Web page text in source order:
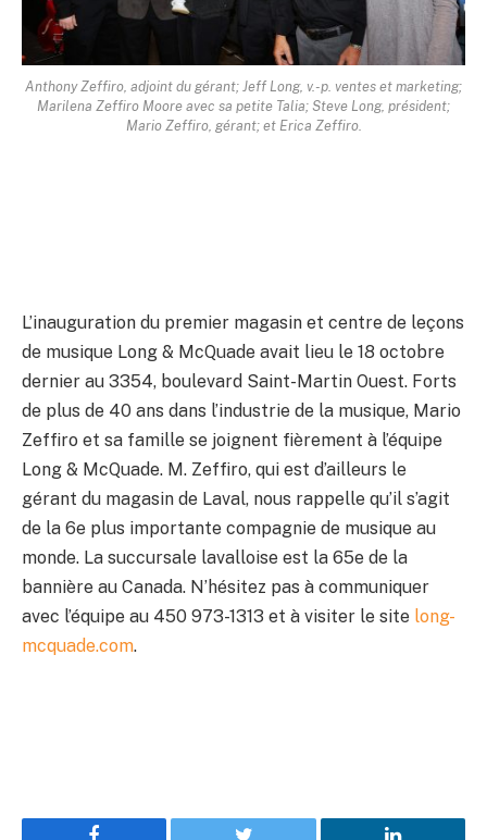
Anthony Zeffiro, adjoint du gérant; Jeff Long, v.-p. ventes et marketing;
Marilena Zeffiro Moore avec sa petite Talia; Steve Long, président;
Mario Zeffiro, gérant; et Erica Zeffiro.
L’inauguration du premier magasin et centre de leçons
de musique Long & McQuade avait lieu le 18 octobre
dernier au 3354, boulevard Saint-Martin Ouest. Forts
de plus de 40 ans dans l’industrie de la musique, Mario
Zeffiro et sa famille se joignent fièrement à l’équipe
Long & McQuade. M. Zeffiro, qui est d’ailleurs le
gérant du magasin de Laval, nous rappelle qu’il s’agit
de la 6e plus importante compagnie de musique au
monde. La succursale lavalloise est la 65e de la
bannière au Canada. N’hésitez pas à communiquer
avec l’équipe au 450 973-1313 et à visiter le site long-
mcquade.com.